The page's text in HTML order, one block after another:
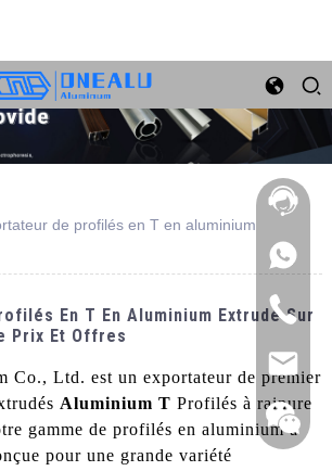
de profilés en T en aluminium
En T En Aluminium Extrudé Sur
Prix Et Offres
Co., Ltd. est un exportateur de premier
Aluminium T Profilés à rainure
gamme de profilés en aluminium à
pour une grande variété